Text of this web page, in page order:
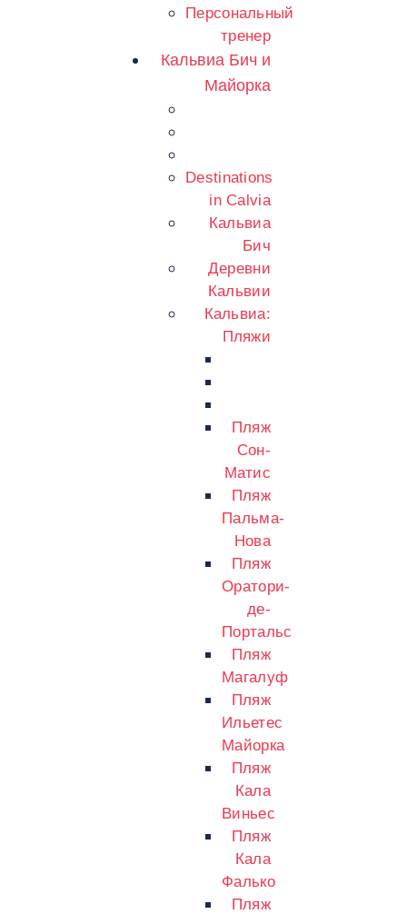
Персональный
тренер
Кальвиа Бич и
Майорка
Destinations
in Calvia
Кальвиа
Бич
Деревни
Кальвии
Кальвиа:
Пляжи
Пляж
Сон-
Матис
Пляж
Пальма-
Нова
Пляж
Оратори-
де-
Портальс
Пляж
Магалуф
Пляж
Ильетес
Майорка
Пляж
Кала
Виньес
Пляж
Кала
Фалько
Пляж